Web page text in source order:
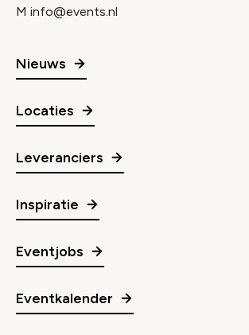
M info@events.nl
Nieuws
Locaties
Leveranciers
Inspiratie
Eventjobs
Eventkalender